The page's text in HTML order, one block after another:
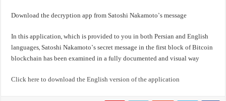
Download the decryption app from Satoshi Nakamoto’s message
In this application, which is provided to you in both Persian and English
languages, Satoshi Nakamoto’s secret message in the first block of Bitcoin
blockchain has been examined in a fully documented and visual way
Click here to download the English version of the application